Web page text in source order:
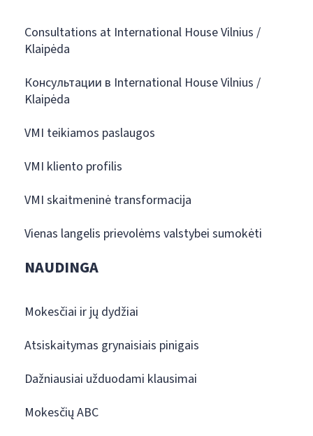
Consultations at International House Vilnius /
Klaipėda
Консультации в International House Vilnius /
Klaipėda
VMI teikiamos paslaugos
VMI kliento profilis
VMI skaitmeninė transformacija
Vienas langelis prievolėms valstybei sumokėti
NAUDINGA
Mokesčiai ir jų dydžiai
Atsiskaitymas grynaisiais pinigais
Dažniausiai užduodami klausimai
Mokesčių ABC